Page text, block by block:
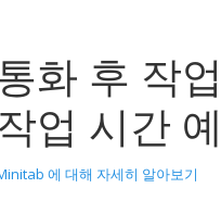
화 후 작
작업 시간
에 대해 자세히 알아보기